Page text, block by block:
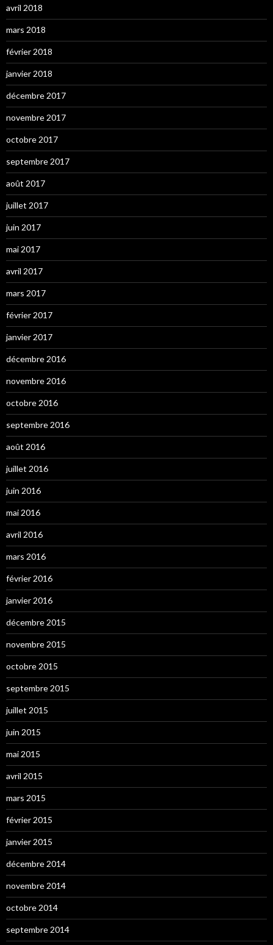
avril 2018
mars 2018
février 2018
janvier 2018
décembre 2017
novembre 2017
octobre 2017
septembre 2017
août 2017
juillet 2017
juin 2017
mai 2017
avril 2017
mars 2017
février 2017
janvier 2017
décembre 2016
novembre 2016
octobre 2016
septembre 2016
août 2016
juillet 2016
juin 2016
mai 2016
avril 2016
mars 2016
février 2016
janvier 2016
décembre 2015
novembre 2015
octobre 2015
septembre 2015
juillet 2015
juin 2015
mai 2015
avril 2015
mars 2015
février 2015
janvier 2015
décembre 2014
novembre 2014
octobre 2014
septembre 2014